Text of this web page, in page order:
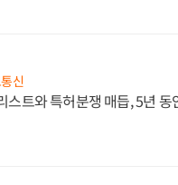
신
스트와 특허분쟁 매듭, 5년